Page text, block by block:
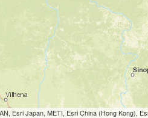
Esri Japan, METI, Esri China (Hong Kong),